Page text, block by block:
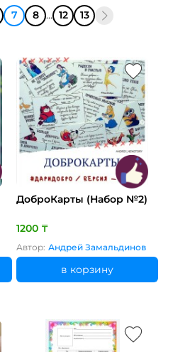
7 8 ... 12 13
ДоброКарты (Набор №2)
1200 ₸
Автор: Андрей Замальдинов
в корзину